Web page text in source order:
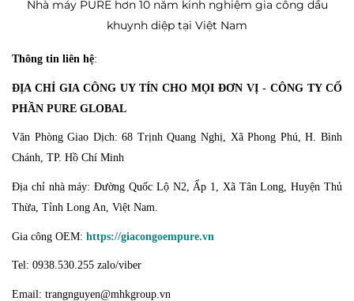
Nhà máy PURE hơn 10 năm kinh nghiệm gia công dầu
khuynh diệp tại Việt Nam
Thông tin liên hệ:
ĐỊA CHỈ GIA CÔNG UY TÍN CHO MỌI ĐƠN VỊ - CÔNG TY CỔ
PHẦN PURE GLOBAL
Văn Phòng Giao Dịch: 68 Trịnh Quang Nghị, Xã Phong Phú, H. Bình
Chánh, TP. Hồ Chí Minh
Địa chỉ nhà máy: Đường Quốc Lộ N2, Ấp 1, Xã Tân Long, Huyện Thủ
Thừa, Tỉnh Long An, Việt Nam.
Gia công OEM: https://giacongoempure.vn
Tel: 0938.530.255 zalo/viber
Email: trangnguyen@mhkgroup.vn